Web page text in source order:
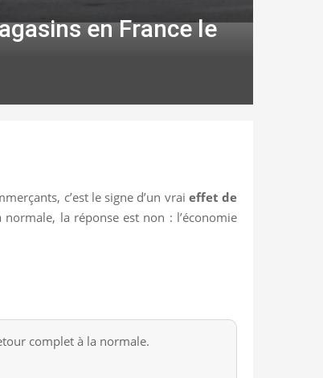
en France le
c’est le signe d’un vrai effet de
la réponse est non : l’économie
complet à la normale.